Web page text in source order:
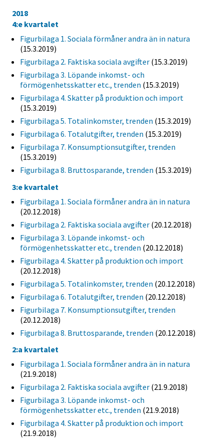
2018
4:e kvartalet
Figurbilaga 1. Sociala förmåner andra än in natura
(15.3.2019)
Figurbilaga 2. Faktiska sociala avgifter (15.3.2019)
Figurbilaga 3. Löpande inkomst- och
förmögenhetsskatter etc., trenden (15.3.2019)
Figurbilaga 4. Skatter på produktion och import
(15.3.2019)
Figurbilaga 5. Totalinkomster, trenden (15.3.2019)
Figurbilaga 6. Totalutgifter, trenden (15.3.2019)
Figurbilaga 7. Konsumptionsutgifter, trenden
(15.3.2019)
Figurbilaga 8. Bruttosparande, trenden (15.3.2019)
3:e kvartalet
Figurbilaga 1. Sociala förmåner andra än in natura
(20.12.2018)
Figurbilaga 2. Faktiska sociala avgifter (20.12.2018)
Figurbilaga 3. Löpande inkomst- och
förmögenhetsskatter etc., trenden (20.12.2018)
Figurbilaga 4. Skatter på produktion och import
(20.12.2018)
Figurbilaga 5. Totalinkomster, trenden (20.12.2018)
Figurbilaga 6. Totalutgifter, trenden (20.12.2018)
Figurbilaga 7. Konsumptionsutgifter, trenden
(20.12.2018)
Figurbilaga 8. Bruttosparande, trenden (20.12.2018)
2:a kvartalet
Figurbilaga 1. Sociala förmåner andra än in natura
(21.9.2018)
Figurbilaga 2. Faktiska sociala avgifter (21.9.2018)
Figurbilaga 3. Löpande inkomst- och
förmögenhetsskatter etc., trenden (21.9.2018)
Figurbilaga 4. Skatter på produktion och import
(21.9.2018)